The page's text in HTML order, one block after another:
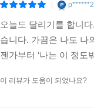
p******2
오늘도 달리기를 합니
습니다. 가끔은 나도 나
젠가부터 ‘나는 이 정
이 리뷰가 도움이 되었나요?